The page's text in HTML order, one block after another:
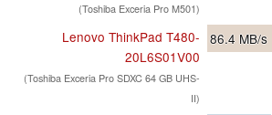
(Toshiba Exceria Pro M501)
Lenovo ThinkPad T480-
20L6S01V00
(Toshiba Exceria Pro SDXC 64 GB UHS-
II)
86.4 MB/s